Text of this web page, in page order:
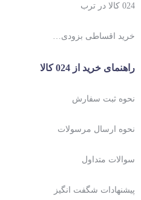
024 کالا در ترب
خرید اقساطی بزودی…
راهنمای خرید از 024 کالا
نحوه ثبت سفارش
نحوه ارسال مرسولات
سوالات متداول
پیشنهادات شگفت انگیز